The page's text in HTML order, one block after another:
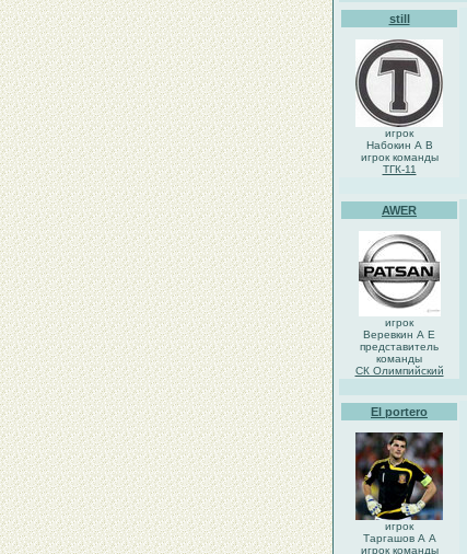
still
игрок
Набокин А В
игрок команды
ТГК-11
AWER
игрок
Веревкин А Е
представитель
команды
СК Олимпийский
El portero
игрок
Таргашов А А
игрок команды